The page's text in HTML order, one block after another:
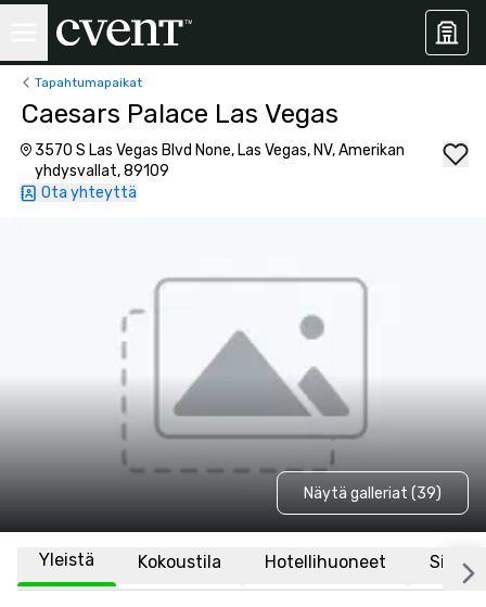
Tapahtumapaikat
Caesars Palace Las Vegas
3570 S Las Vegas Blvd None, Las Vegas, NV, Amerikan
yhdysvallat, 89109
Ota yhteyttä
Näytä galleriat (39)
Yleistä Kokoustila Hotellihuoneet Sijainti